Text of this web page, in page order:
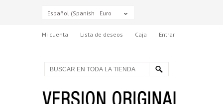
Español (Spanish) Euro
Mi cuenta Lista de deseos Caja Entrar